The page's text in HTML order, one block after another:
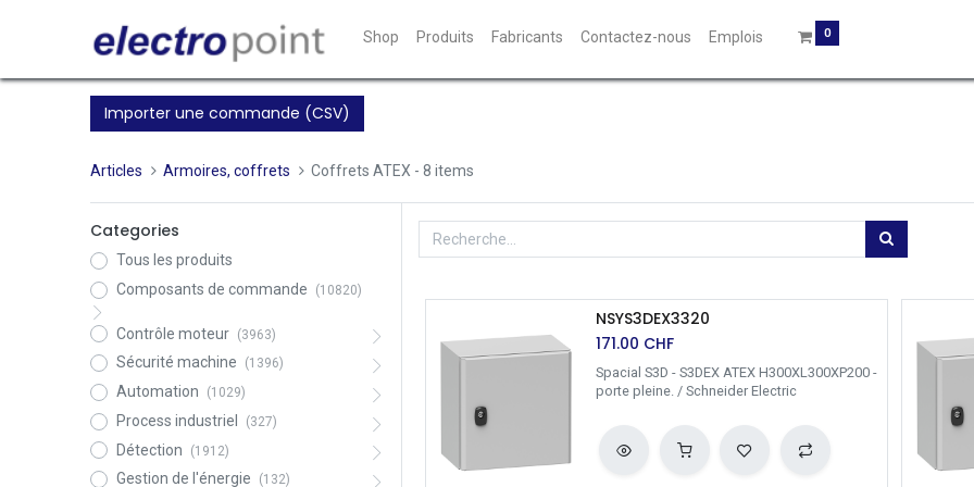
Shop Produits Fabricants Contactez-nous Emplois 0
Importer une commande (CSV)
Articles Armoires, coffrets Coffrets ATEX - 8 items
Categories
Tous les produits
Composants de commande
(10820)
Contrôle moteur (3963)
Sécurité machine (1396)
Automation (1029)
Process industriel (327)
Détection (1912)
Gestion de l'énergie (132)
NSYS3DEX3320
171.00 CHF
Spacial S3D - S3DEX ATEX H300XL300XP200 -
porte pleine. / Schneider Electric